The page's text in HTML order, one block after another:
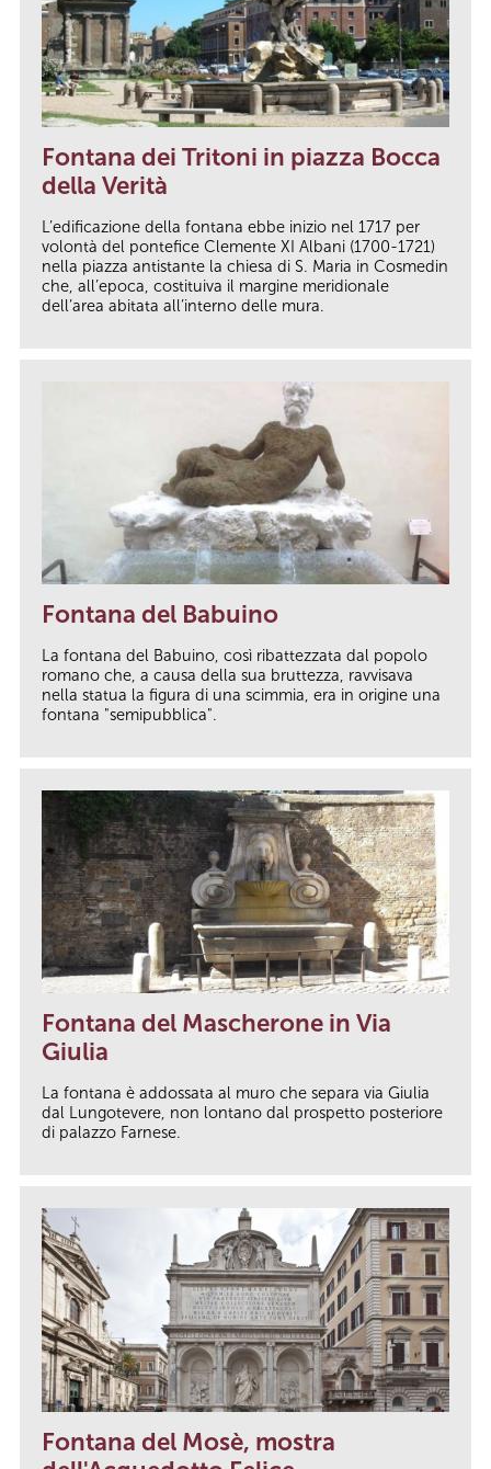
Fontana dei Tritoni in piazza Bocca
della Verità
L’edificazione della fontana ebbe inizio nel 1717 per
volontà del pontefice Clemente XI Albani (1700-1721)
nella piazza antistante la chiesa di S. Maria in Cosmedin
che, all’epoca, costituiva il margine meridionale
dell’area abitata all’interno delle mura.
Fontana del Babuino
La fontana del Babuino, così ribattezzata dal popolo
romano che, a causa della sua bruttezza, ravvisava
nella statua la figura di una scimmia, era in origine una
fontana "semipubblica".
Fontana del Mascherone in Via
Giulia
La fontana è addossata al muro che separa via Giulia
dal Lungotevere, non lontano dal prospetto posteriore
di palazzo Farnese.
Fontana del Mosè, mostra